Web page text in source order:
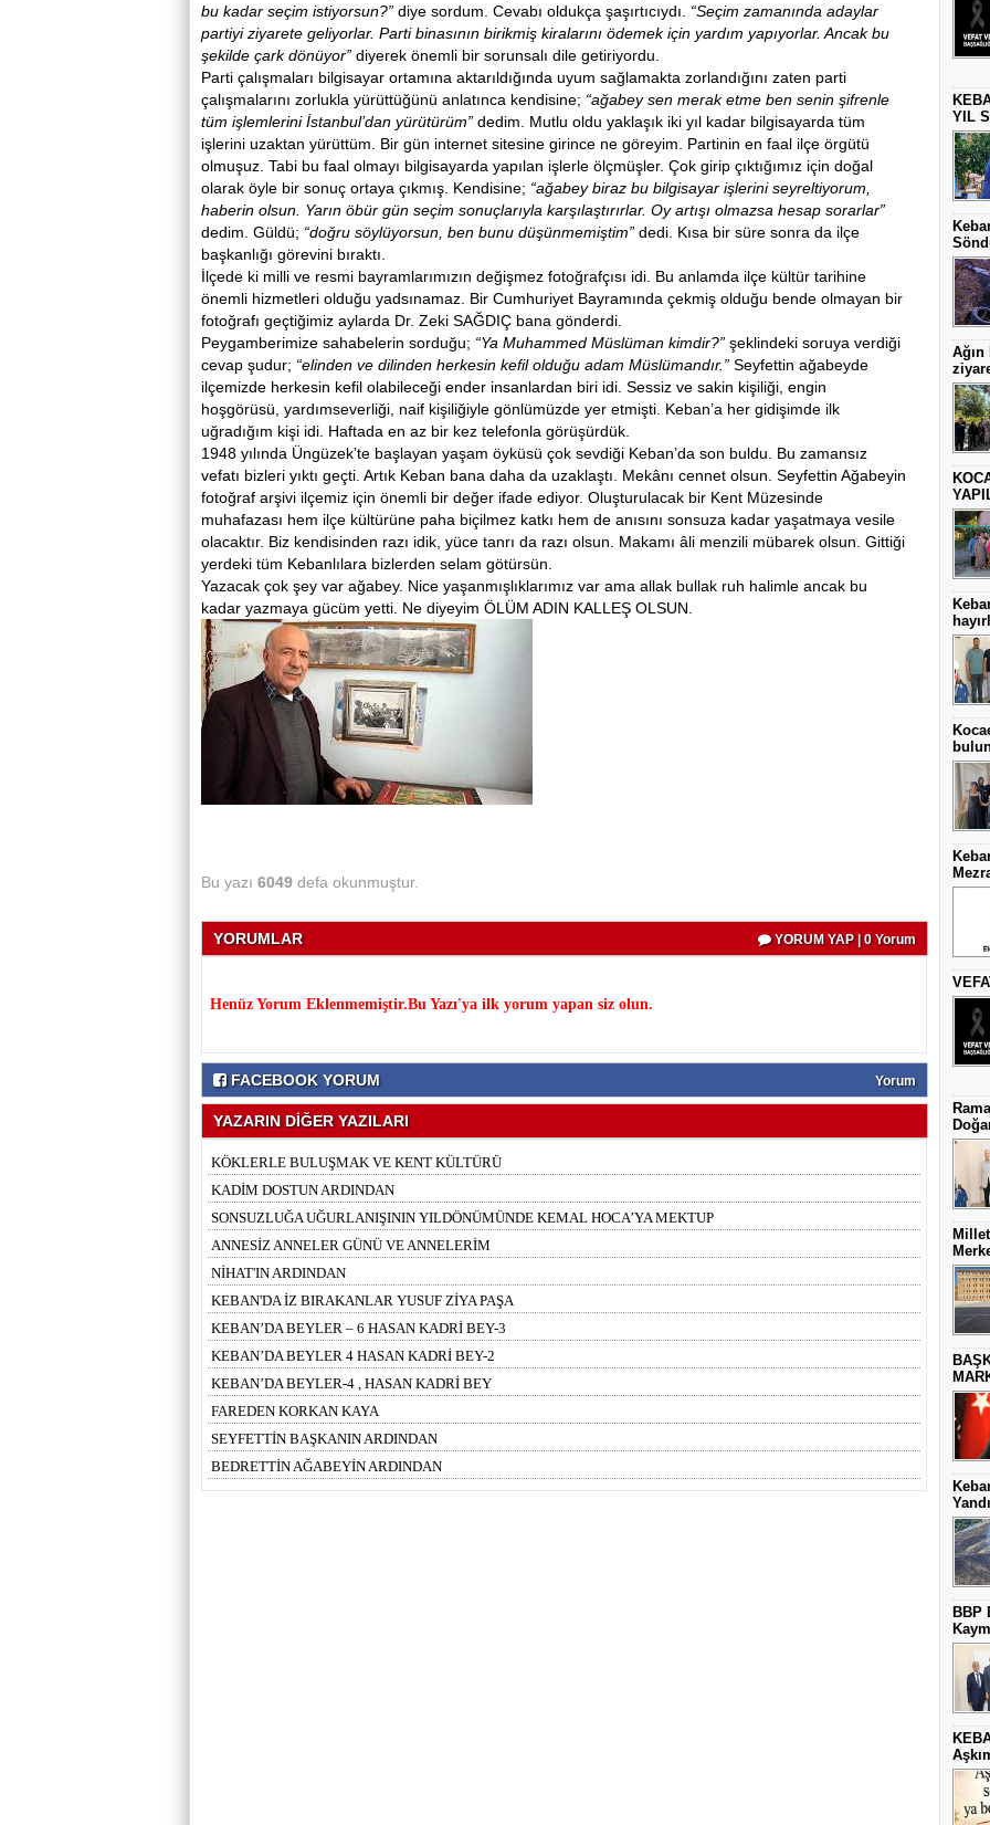
bu kadar seçim istiyorsun?” diye sordum. Cevabı oldukça şaşırtıcıydı. “Seçim zamanında adaylar
partiyi ziyarete geliyorlar. Parti binasının birikmiş kiralarını ödemek için yardım yapıyorlar. Ancak bu
şekilde çark dönüyor” diyerek önemli bir sorunsalı dile getiriyordu.
Parti çalışmaları bilgisayar ortamına aktarıldığında uyum sağlamakta zorlandığını zaten parti
çalışmalarını zorlukla yürüttüğünü anlatınca kendisine; “ağabey sen merak etme ben senin şifrenle
tüm işlemlerini İstanbul’dan yürütürüm” dedim. Mutlu oldu yaklaşık iki yıl kadar bilgisayarda tüm
işlerini uzaktan yürüttüm. Bir gün internet sitesine girince ne göreyim. Partinin en faal ilçe örgütü
olmuşuz. Tabi bu faal olmayı bilgisayarda yapılan işlerle ölçmüşler. Çok girip çıktığımız için doğal
olarak öyle bir sonuç ortaya çıkmış. Kendisine; “ağabey biraz bu bilgisayar işlerini seyreltiyorum,
haberin olsun. Yarın öbür gün seçim sonuçlarıyla karşılaştırırlar. Oy artışı olmazsa hesap sorarlar”
dedim. Güldü; “doğru söylüyorsun, ben bunu düşünmemiştim” dedi. Kısa bir süre sonra da ilçe
başkanlığı görevini bıraktı.
İlçede ki milli ve resmi bayramlarımızın değişmez fotoğrafçısı idi. Bu anlamda ilçe kültür tarihine
önemli hizmetleri olduğu yadsınamaz. Bir Cumhuriyet Bayramında çekmiş olduğu bende olmayan bir
fotoğrafı geçtiğimiz aylarda Dr. Zeki SAĞDIÇ bana gönderdi.
Peygamberimize sahabelerin sorduğu; “Ya Muhammed Müslüman kimdir?” şeklindeki soruya verdiği
cevap şudur; “elinden ve dilinden herkesin kefil olduğu adam Müslümandır.” Seyfettin ağabeyde
ilçemizde herkesin kefil olabileceği ender insanlardan biri idi. Sessiz ve sakin kişiliği, engin
hoşgörüsü, yardımseverliği, naif kişiliğiyle gönlümüzde yer etmişti. Keban’a her gidişimde ilk
uğradığım kişi idi. Haftada en az bir kez telefonla görüşürdük.
1948 yılında Üngüzek’te başlayan yaşam öyküsü çok sevdiği Keban’da son buldu. Bu zamansız
vefatı bizleri yıktı geçti. Artık Keban bana daha da uzaklaştı. Mekânı cennet olsun. Seyfettin Ağabeyin
fotoğraf arşivi ilçemiz için önemli bir değer ifade ediyor. Oluşturulacak bir Kent Müzesinde
muhafazası hem ilçe kültürüne paha biçilmez katkı hem de anısını sonsuza kadar yaşatmaya vesile
olacaktır. Biz kendisinden razı idik, yüce tanrı da razı olsun. Makamı âli menzili mübarek olsun. Gittiği
yerdeki tüm Kebanlılara bizlerden selam götürsün.
Yazacak çok şey var ağabey. Nice yaşanmışlıklarımız var ama allak bullak ruh halimle ancak bu
kadar yazmaya gücüm yetti. Ne diyeyim ÖLÜM ADIN KALLEŞ OLSUN.
Bu yazı 6049 defa okunmuştur.
YORUMLAR YORUM YAP | 0 Yorum
Henüz Yorum Eklenmemiştir.Bu Yazı'ya ilk yorum yapan siz olun.
FACEBOOK YORUM Yorum
YAZARIN DİĞER YAZILARI
KÖKLERLE BULUŞMAK VE KENT KÜLTÜRÜ
KADİM DOSTUN ARDINDAN
SONSUZLUĞA UĞURLANIŞININ YILDÖNÜMÜNDE KEMAL HOCA’YA MEKTUP
ANNESİZ ANNELER GÜNÜ VE ANNELERİM
NİHAT'IN ARDINDAN
KEBAN'DA İZ BIRAKANLAR YUSUF ZİYA PAŞA
KEBAN’DA BEYLER – 6 HASAN KADRİ BEY-3
KEBAN’DA BEYLER 4 HASAN KADRİ BEY-2
KEBAN’DA BEYLER-4 , HASAN KADRİ BEY
FAREDEN KORKAN KAYA
SEYFETTİN BAŞKANIN ARDINDAN
BEDRETTİN AĞABEYİN ARDINDAN
YIL
Ağın
Yandı
BBP